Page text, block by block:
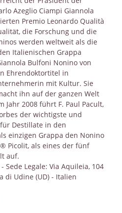
Azeglio Ciampi Giannola
Premio Leonardo Qualità
die Forschung und die
werden weltweit als die
Italienischen Grappa
Bulfoni Nonino von
Ehrendoktortitel in
mit Kultur. Sie
ihn auf der ganzen Welt
Jahr 2008 führt F. Paul Pacult,
der wichtigste und
Destillate in den
einzigen Grappa den Nonino
Picolit, als eines der fünf
auf.
Sede Legale: Via Aquileia, 104
di Udine (UD) - Italien